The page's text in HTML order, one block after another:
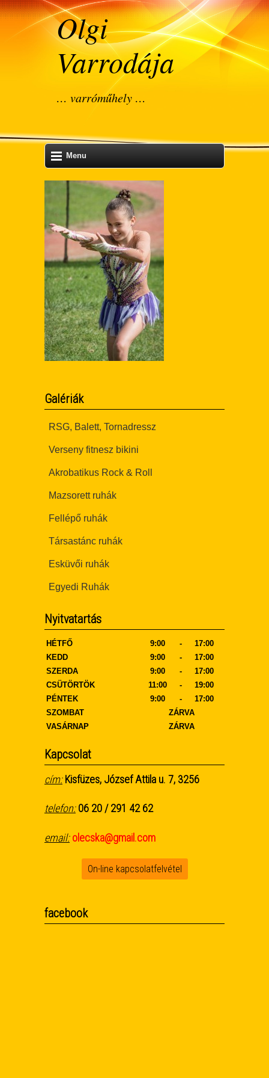
Olgi
Varrodája
… varróműhely …
Menu
Galériák
RSG, Balett, Tornadressz
Verseny fitnesz bikini
Akrobatikus Rock & Roll
Mazsorett ruhák
Fellépő ruhák
Társastánc ruhák
Esküvői ruhák
Egyedi Ruhák
Nyitvatartás
HÉTFŐ 9:00 -
17:00
KEDD
9:00 -
17:00
SZERDA
9:00 -
17:00
CSÜTÖRTÖK
11:00 -
19:00
PÉNTEK
9:00 -
17:00
SZOMBAT
ZÁRVA
VASÁRNAP
ZÁRVA
Kapcsolat
cím: Kisfüzes, József Attila u. 7, 3256
telefon: 06 20 / 291 42 62
email: olecska@gmail.com
On-line kapcsolatfelvétel
facebook